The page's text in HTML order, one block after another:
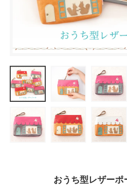
おうち型レザーポ